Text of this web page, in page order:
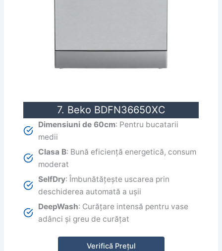
7. Beko BDFN36650XC
Dimensiuni de 60cm: Pentru bucatarii
medii
Clasa B: Bună eficiență energetică, consum
moderat
SelfDry: Îmbunătățește uscarea prin
deschiderea automată a ușii
DeepWash: Curățare intensă pentru vase
adânci și greu de curățat
Verifică Prețul